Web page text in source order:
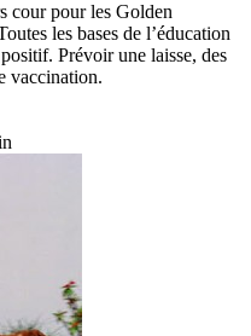
cour pour les Golden
les bases de l’éducation
Prévoir une laisse, des
vaccination.